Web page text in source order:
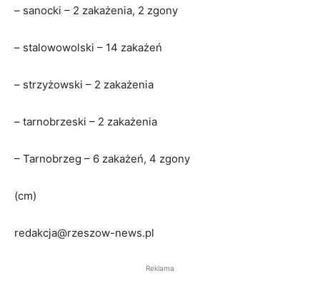
– sanocki – 2 zakażenia, 2 zgony
– stalowowolski – 14 zakażeń
– strzyżowski – 2 zakażenia
– tarnobrzeski – 2 zakażenia
– Tarnobrzeg – 6 zakażeń, 4 zgony
(cm)
redakcja@rzeszow-news.pl
Reklama